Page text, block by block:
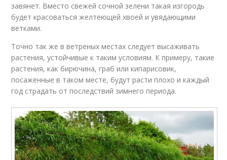
завянет. Вместо свежей сочной зелени такая изгородь
будет красоваться желтеющей хвоей и увядающими
ветками.
Точно так же в ветреных местах следует высаживать
растения, устойчивые к таким условиям. К примеру, такие
растения, как бирючина, граб или кипарисовик,
посаженные в таком месте, будут расти плохо и каждый
год страдать от последствий зимнего периода.